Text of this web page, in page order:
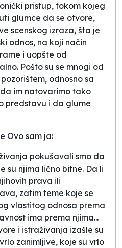
pristup, tokom kojeg
glumce da se otvore,
scenskog izraza, šta je
odnos, na koji način
i uopšte od
Pošto su se mnogi od
odnosno sa
im natovarimo tako
predstavu i da glume
Ovo sam ja:
pokušavali smo da
su njima lično bitne. Da li
prava ili
zatim teme koje se
vlastitog odnosa prema
ima prema njima...
i istraživanja izašle su
zanimljive, koje su vrlo